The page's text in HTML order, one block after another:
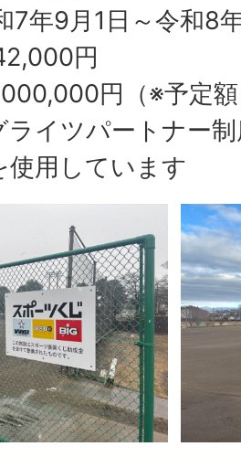
7年9月1日～令和8
円
円（※予定
イツパートナー
使用しています